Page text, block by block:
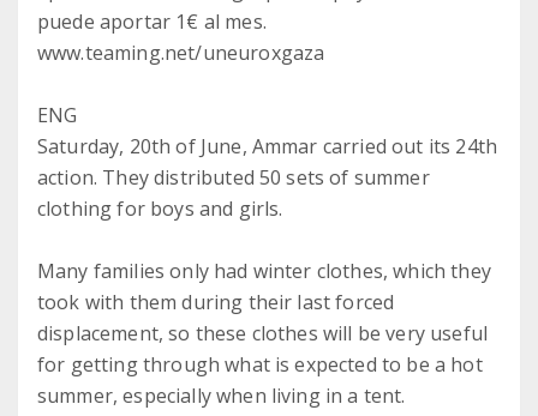
puede aportar 1€ al mes.
www.teaming.net/uneuroxgaza
ENG
Saturday, 20th of June, Ammar carried out its 24th
action. They distributed 50 sets of summer
clothing for boys and girls.
Many families only had winter clothes, which they
took with them during their last forced
displacement, so these clothes will be very useful
for getting through what is expected to be a hot
summer, especially when living in a tent.